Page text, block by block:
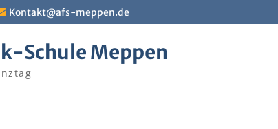
Kontakt@afs-meppen.de
Schule Meppen